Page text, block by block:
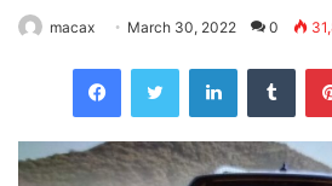
macax March 30, 2022 0
FacebookTwitter LinkedIn